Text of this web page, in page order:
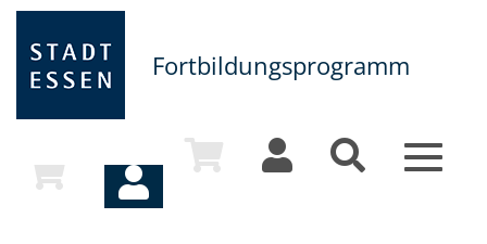
Fortbildungsprogramm
Toggle